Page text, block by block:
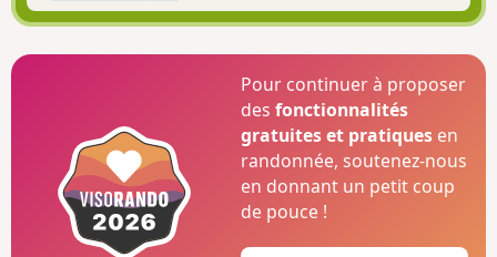
Pour continuer à proposer
desfonctionnalités
gratuites et pratiques en
randonnée, soutenez-nous
en donnant un petit coup
de pouce !